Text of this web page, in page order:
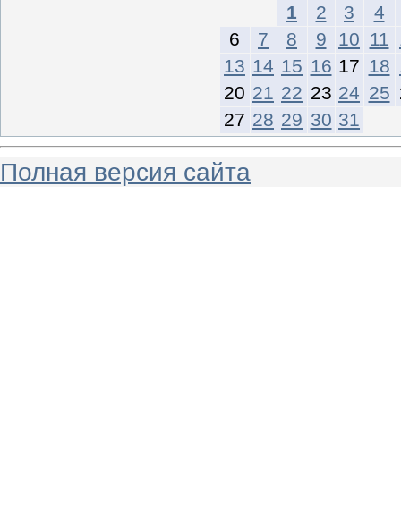
1
2 3
4
6
7 8 9 10 11
13 14 15 16 17 18
20 21 22 23 24 25
27 28 29 30 31
Полная версия сайта